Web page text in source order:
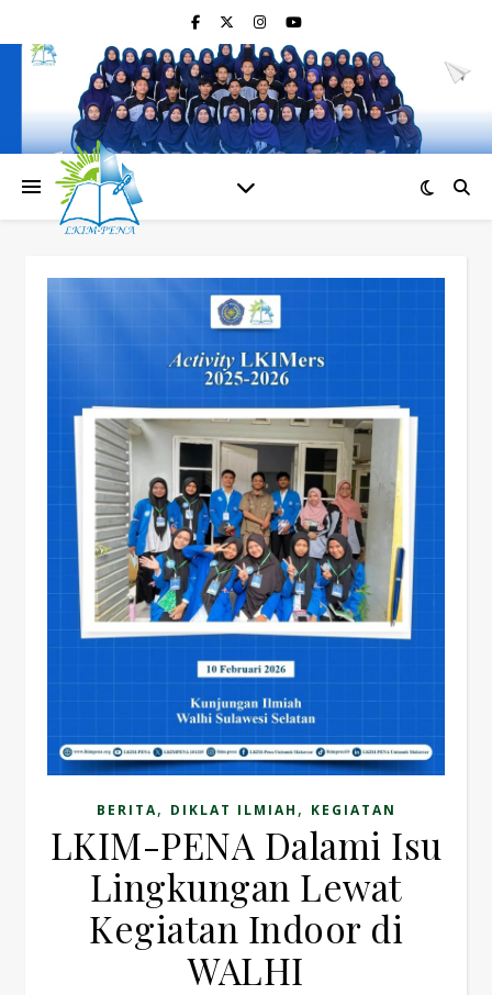
BERITA, DIKLAT ILMIAH , KEGIATAN
LKIM-PENA Dalami Isu
Lingkungan Lewat
Kegiatan Indoor di
WALHI